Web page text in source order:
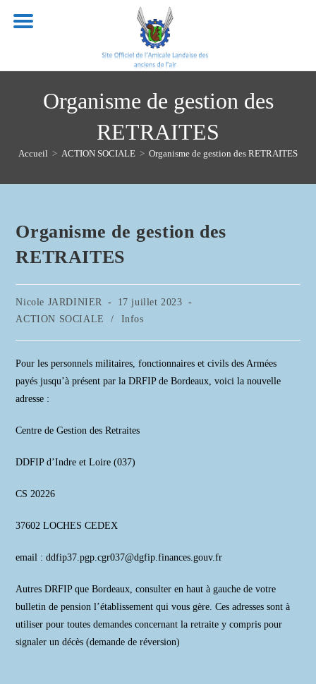
Organisme de gestion des
RETRAITES
Accueil > ACTION SOCIALE > Organisme de gestion des RETRAITES
Organisme de gestion des
RETRAITES
Auteur/autrice
de
publication :
Nicole JARDINIER
Publication
publiée :
17 juillet 2023
Post
ACTION SOCIALE / Infos
Pour les personnels militaires, fonctionnaires et civils des Armées
payés jusqu’à présent par la DRFIP de Bordeaux, voici la nouvelle
adresse :
Centre de Gestion des Retraites
DDFIP d’Indre et Loire (037)
CS 20226
37602 LOCHES CEDEX
email : ddfip37.pgp.cgr037@dgfip.finances.gouv.fr
Autres DRFIP que Bordeaux, consulter en haut à gauche de votre
bulletin de pension l’établissement qui vous gère. Ces adresses sont à
utiliser pour toutes demandes concernant la retraite y compris pour
signaler un décès (demande de réversion)